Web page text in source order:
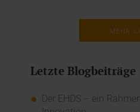
MEHR
Letzte Blogbeiträge
Der EHDS – ein